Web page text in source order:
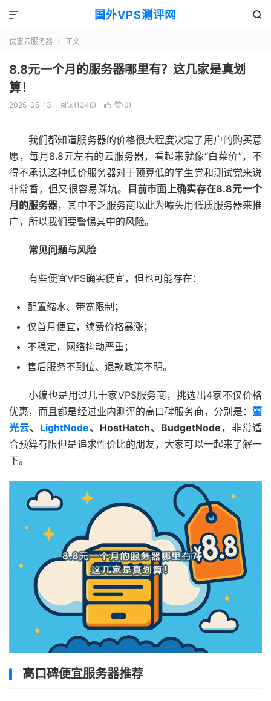
国外VPS测评网 

优惠云服务器  正文
8.8元一个月的服务器哪里有？这几家是真划
算！
2025-05-13 阅读(1348)  赞(0)
我们都知道服务器的价格很大程度决定了用户的购买意
愿，每月8.8元左右的云服务器，看起来就像“白菜价”，不
得不承认这种低价服务器对于预算低的学生党和测试党来说
非常香，但又很容易踩坑。
目前市面上确实存在8.8元一个
月的服务器，其中不乏服务商以此为噱头用低质服务器来推
广，所以我们要警惕其中的风险。
常见问题与风险
有些便宜VPS确实便宜，但也可能存在：
配置缩水、带宽限制；
仅首月便宜，续费价格暴涨；
不稳定，网络抖动严重；
售后服务不到位、退款政策不明。
小编也是用过几十家VPS服务商，挑选出4家不仅价格
优惠，而且都是经过业内测评的高口碑服务商，分别是： 萤
光云、 LightNode、HostHatch、BudgetNode ，非常适
合预算有限但是追求性价比的朋友，大家可以一起来了解一
下。
高口碑便宜服务器推荐